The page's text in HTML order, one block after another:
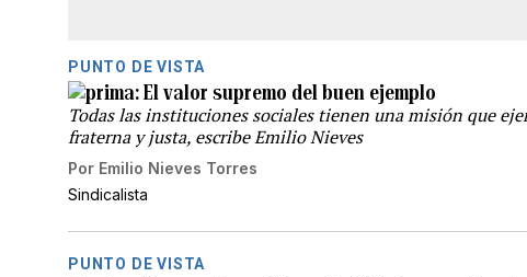
PUNTO DE VISTA
El valor supremo del buen ejemplo
Todas las instituciones sociales tienen una misión que
fraterna y justa, escribe Emilio Nieves
Por Emilio Nieves Torres
Sindicalista
PUNTO DE VISTA